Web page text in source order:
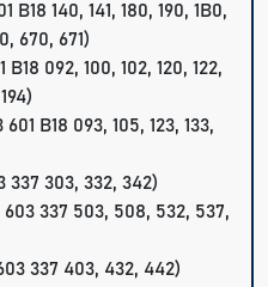
B18 140, 141, 180, 190, 1B0,
670, 671)
092, 100, 102, 120, 122,
B18 093, 105, 123, 133,
303, 332, 342)
337 503, 508, 532, 537,
337 403, 432, 442)